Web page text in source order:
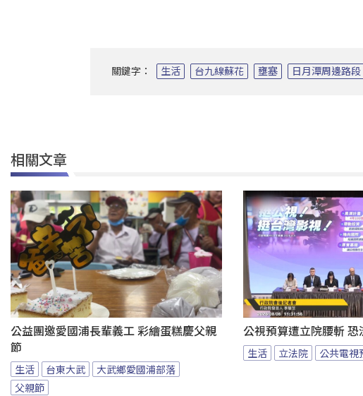
關鍵字： 生活 台九線蘇花 壅塞 日月潭周邊路段
相關文章
公益團邀愛國浦長輩義工 彩繪蛋糕慶父親
節
生活 台東大武
大武鄉愛國浦部落
父親節
公視預算遭立院腰斬
生活 立法院 公共電視